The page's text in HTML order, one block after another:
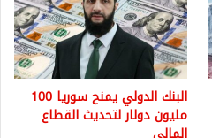
البنك الدولي يمنح سوريا 100
مليون دولار لتحديث القطاع